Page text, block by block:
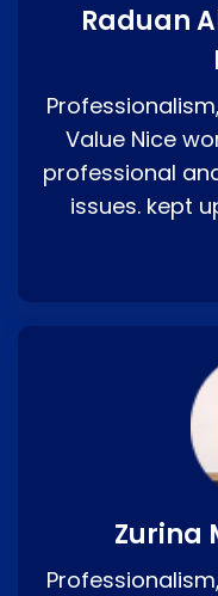
Raduan
Value Nice
professional
issues. kept
Zurina